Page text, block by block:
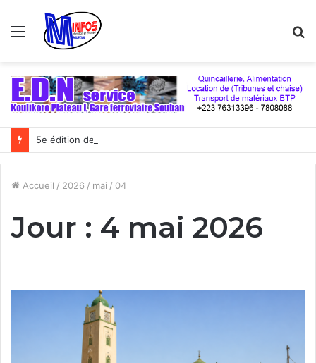
Menu
Accueil / 2026 / mai / 04
Jour : 4 mai 2026